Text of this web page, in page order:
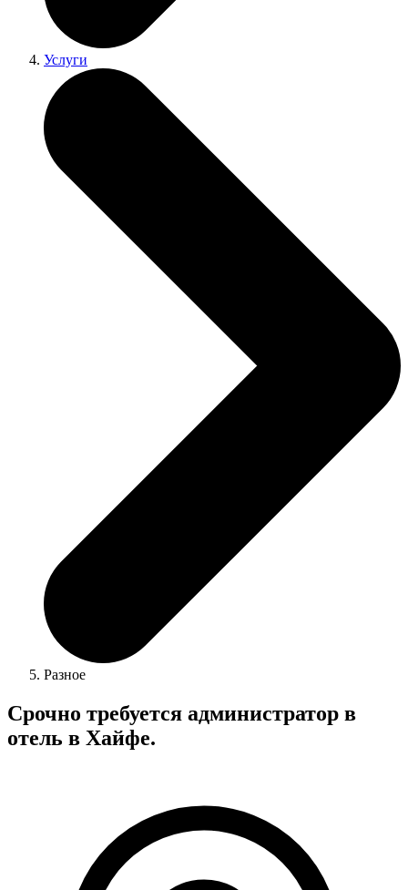
Услуги
Разное
Срочно требуется администратор в
отель в Хайфе.